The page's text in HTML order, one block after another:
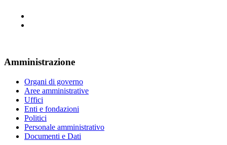
Amministrazione
Organi di governo
Aree amministrative
Uffici
Enti e fondazioni
Politici
Personale amministrativo
Documenti e Dati